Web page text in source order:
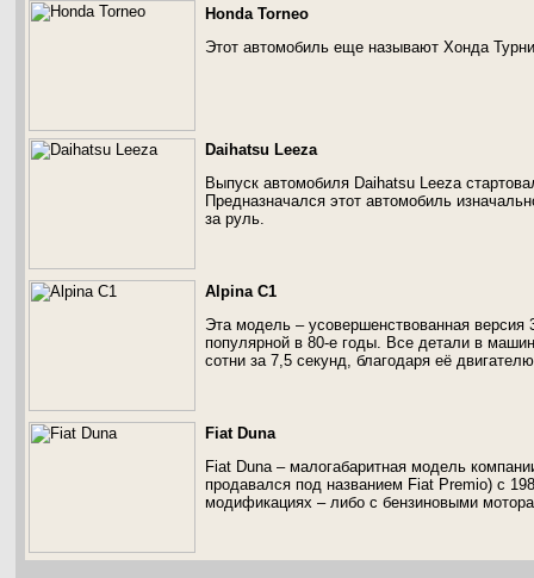
Honda Torneo
Этот автомобиль еще называют Хонда
Daihatsu Leeza
Выпуск автомобиля Daihatsu Leeza
Предназначался этот автомобиль
за руль.
Alpina C1
Эта модель – усовершенствованная
популярной в 80-е годы. Все детали в
сотни за 7,5 секунд, благодаря её
Fiat Duna
Fiat Duna – малогабаритная модель
продавался под названием Fiat Premio) с
модификациях – либо с бензиновыми